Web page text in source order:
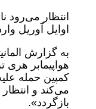
انتظار می‌رود
اوایل آوریل
به گزارش
هواپیمابر
کمپین حمله
می‌کند و انتظار
بازگردد».